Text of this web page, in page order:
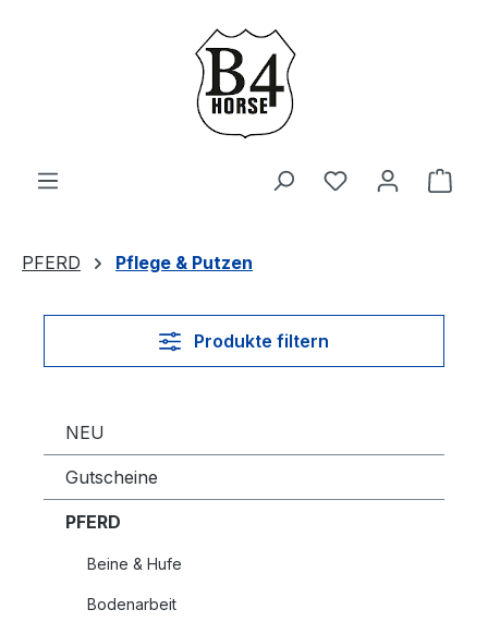
Zum Hauptinhalt springen
Du hast 0
PFERD Pflege & Putzen
Produkte filtern
NEU
Gutscheine
PFERD
Beine & Hufe
Bodenarbeit